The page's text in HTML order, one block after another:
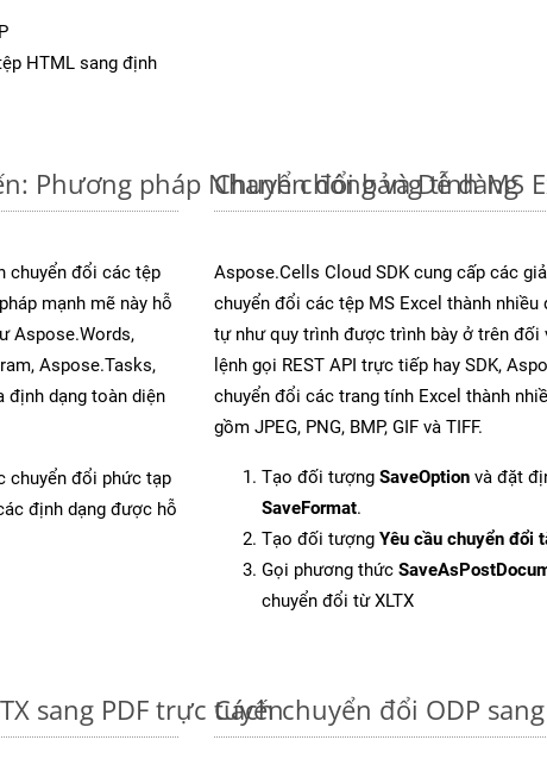
HTML sang định
Phương pháp Nhanh chóng và Dễ dàng
chuyển đổi các tệp
mạnh mẽ này hỗ
Aspose.Words,
Aspose.Tasks,
định dạng toàn diện
chuyển đổi phức tạp
định dạng được hỗ
Chuyển đổi bảng tính MS
Aspose.Cells Cloud SDK cung cấp các
chuyển đổi các tệp MS Excel thành
tự như quy trình được trình bày ở trên đối
lệnh gọi REST API trực tiếp hay SDK,
chuyển đổi các trang tính Excel thành
gồm JPEG, PNG, BMP, GIF và TIFF.
Tạo đối tượng SaveOption và đặt
SaveFormat.
Tạo đối tượng Yêu cầu chuyển đổi
Gọi phương thức
chuyển đổi từ XLTX
sang PDF trực tuyếnCách chuyển đổi ODP